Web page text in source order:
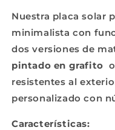
Nuestra placa solar
minimalista con
dos versiones de
pintado en grafito
resistentes al
personalizado con
Características: